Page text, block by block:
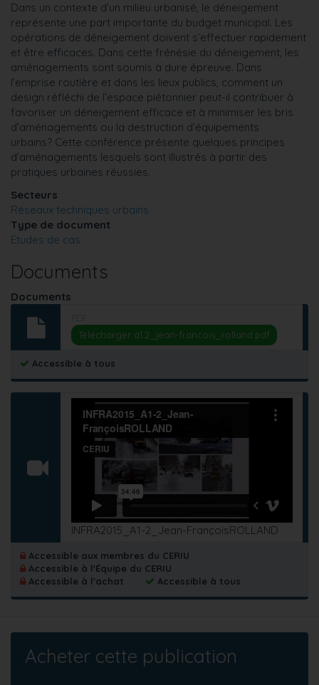
Dans un contexte d’un milieu urbanisé, le déneigement
représente une part importante du budget municipal. Les
opérations de déneigement doivent s’effectuer rapidement
et être efficaces. Dans cette frénésie du déneigement, les
aménagements sont soumis à dure épreuve. Dans
l’emprise routière et dans les lieux publics, comment un
design réfléchi de l’espace piétonnier peut-il contribuer à
favoriser un déneigement efficace et à minimiser les bris
d’aménagements ou la destruction d’équipements
urbains? Cette conférence présente quelques principes
d’aménagements lesquels sont illustrés à partir des
pratiques urbaines réussies.
Secteurs
Réseaux techniques urbains
Type de document
Etudes de cas
Documents
Documents
Télécharger a1.2_jean-francois_rolland.pdf
Accessible à tous
INFRA2015_A1-2_Jean-FrançoisROLLAND
Accessible aux membres du CERIU
Accessible à l'Équipe du CERIU
Accessible à l'achat
Accessible à tous
Acheter cette publication